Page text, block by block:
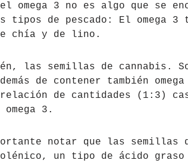
omega 3 no es algo que se
tipos de pescado: El omega 3
chía y de lino.
las semillas de cannabis.
de contener también
relación de cantidades (1:3)
3.
notar que las semillas
un tipo de ácido